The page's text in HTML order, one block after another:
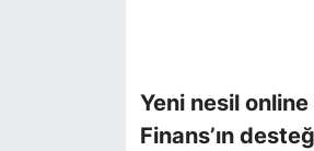
Yeni nesil
Finans’ın